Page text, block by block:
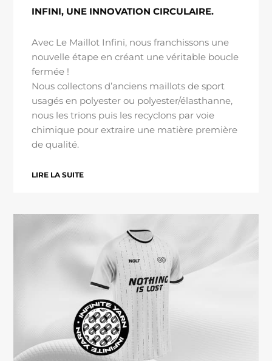
INFINI, UNE INNOVATION CIRCULAIRE.
Avec Le Maillot Infini, nous franchissons une
nouvelle étape en créant une véritable boucle
fermée !
Nous collectons d’anciens maillots de sport
usagés en polyester ou polyester/élasthanne,
nous les trions puis les recyclons par voie
chimique pour extraire une matière première
de qualité.
LIRE LA SUITE